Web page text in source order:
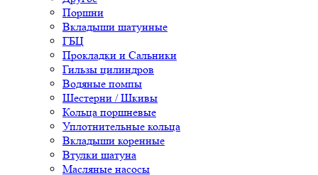
Поршни
Вкладыши шатунные
ГБЦ
Прокладки и Сальники
Гильзы цилиндров
Водяные помпы
Шестерни / Шкивы
Кольца поршневые
Уплотнительные кольца
Вкладыши коренные
Втулки шатуна
Масляные насосы